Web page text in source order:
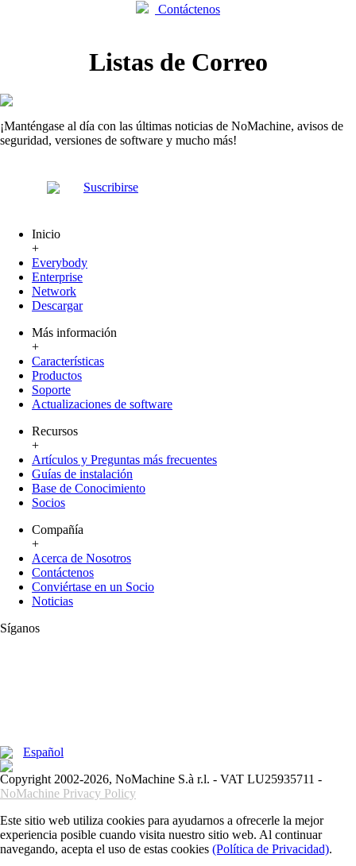
Contáctenos
Listas de Correo
¡Manténgase al día con las últimas noticias de NoMachine, avisos de
seguridad, versiones de software y mucho más!
Suscribirse
Inicio
+
Everybody
Enterprise
Network
Descargar
Más información
+
Características
Productos
Soporte
Actualizaciones de software
Recursos
+
Artículos y Preguntas más frecuentes
Guías de instalación
Base de Conocimiento
Socios
Compañía
+
Acerca de Nosotros
Contáctenos
Conviértase en un Socio
Noticias
Síganos
Español
Copyright 2002-2026, NoMachine S.à r.l. - VAT LU25935711 -
NoMachine Privacy Policy
Este sitio web utiliza cookies para ayudarnos a ofrecerle la mejor
experiencia posible cuando visita nuestro sitio web. Al continuar
navegando, acepta el uso de estas cookies (Política de Privacidad).